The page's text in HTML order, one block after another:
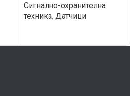
Сигнално-охранителна
техника, Датчици